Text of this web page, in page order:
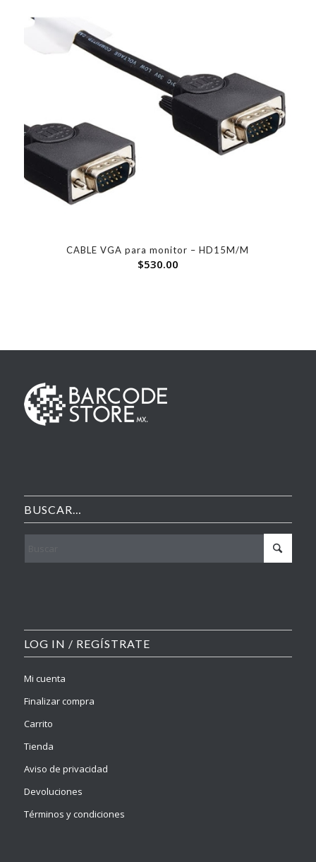
CABLE VGA para monitor – HD15M/M
$530.00
BUSCAR…
LOG IN / REGÍSTRATE
Mi cuenta
Finalizar compra
Carrito
Tienda
Aviso de privacidad
Devoluciones
Términos y condiciones